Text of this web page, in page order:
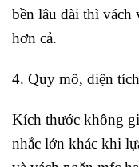
bền lâu dài thì vách
hơn cả.
4. Quy mô, diện
Kích thước không
nhắc lớn khác khi